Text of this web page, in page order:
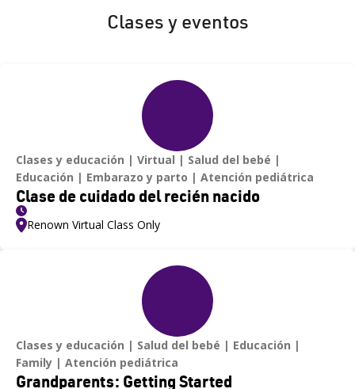
Clases y eventos
Clases y educación Virtual
Salud del bebé
Educación
Embarazo y parto Atención pediátrica
Clase de cuidado del recién nacido
Renown Virtual Class Only
Clases y educación Salud del bebé
Educación
Family
Atención pediátrica
Grandparents: Getting Started